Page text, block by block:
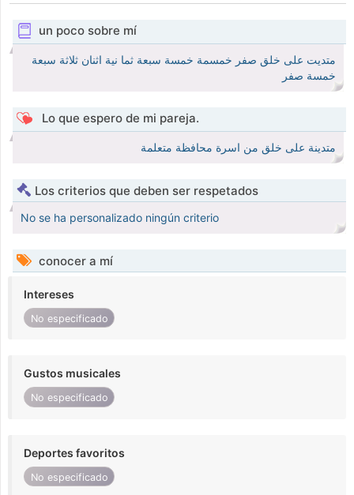
un poco sobre mí
متديت على خلق صفر خمسمة خمسة سبعة ثما نية اثنان ثلاثة سبعة
خمسة صفر
Lo que espero de mi pareja.
متدينة على خلق من اسرة محافظة متعلمة
Los criterios que deben ser respetados
No se ha personalizado ningún criterio
conocer a mí
Intereses
No especificado
Gustos musicales
No especificado
Deportes favoritos
No especificado